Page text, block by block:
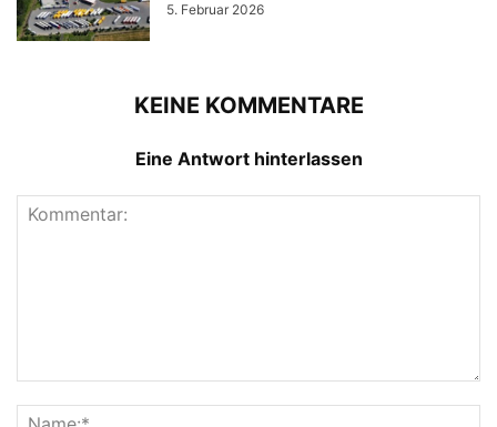
5. Februar 2026
KEINE KOMMENTARE
Eine Antwort hinterlassen